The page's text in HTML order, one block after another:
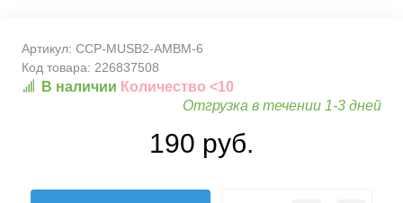
Артикул: CCP-MUSB2-AMBM-6
Код товара: 226837508
В наличии Количество <10
Отгрузка в течении 1-3 дней
190 руб.